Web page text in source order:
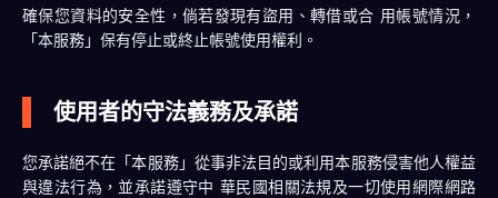
確保您資料的安全性，倘若發現有盜用、轉借或合 用帳號情況，
「本服務」保有停止或終止帳號使用權利。
使用者的守法義務及承諾
您承諾絕不在「本服務」從事非法目的或利用本服務侵害他人權益
與違法行為，並承諾遵守中 華民國相關法規及一切使用網際網路